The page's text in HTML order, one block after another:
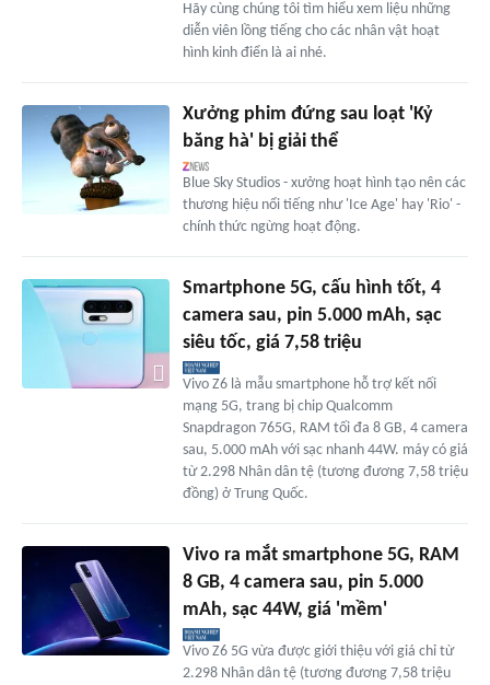
Hãy cùng chúng tôi tìm hiểu xem liệu những
diễn viên lồng tiếng cho các nhân vật hoạt
hình kinh điển là ai nhé.
Xưởng phim đứng sau loạt 'Kỷ
băng hà' bị giải thể
Blue Sky Studios - xưởng hoạt hình tạo nên các
thương hiệu nổi tiếng như 'Ice Age' hay 'Rio' -
chính thức ngừng hoạt động.
Smartphone 5G, cấu hình tốt, 4
camera sau, pin 5.000 mAh, sạc
siêu tốc, giá 7,58 triệu
Vivo Z6 là mẫu smartphone hỗ trợ kết nối
mạng 5G, trang bị chip Qualcomm
Snapdragon 765G, RAM tối đa 8 GB, 4 camera
sau, 5.000 mAh với sạc nhanh 44W. máy có giá
từ 2.298 Nhân dân tệ (tương đương 7,58 triệu
đồng) ở Trung Quốc.
Vivo ra mắt smartphone 5G, RAM
8 GB, 4 camera sau, pin 5.000
mAh, sạc 44W, giá 'mềm'
Vivo Z6 5G vừa được giới thiệu với giá chỉ từ
2.298 Nhân dân tệ (tương đương 7,58 triệu